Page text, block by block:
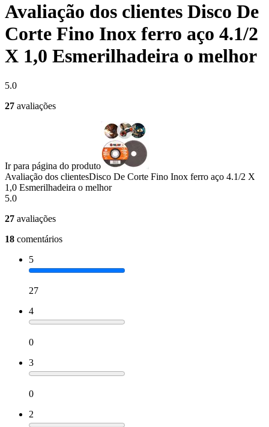
Avaliação dos clientes Disco De
Corte Fino Inox ferro aço 4.1/2
X 1,0 Esmerilhadeira o melhor
5.0
27 avaliações
Ir para página do produto
Avaliação dos clientesDisco De Corte Fino Inox ferro aço 4.1/2 X
1,0 Esmerilhadeira o melhor
5.0
27 avaliações
18 comentários
5
27
4
0
3
0
2